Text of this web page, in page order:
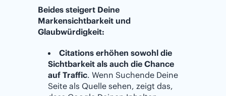
Beides steigert Deine
Markensichtbarkeit und
Glaubwürdigkeit:
Citations erhöhen sowohl die
Sichtbarkeit als auch die Chance
auf Traffic. Wenn Suchende Deine
Seite als Quelle sehen, zeigt das,